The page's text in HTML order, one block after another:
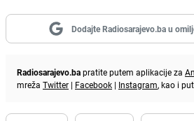
Dodajte Radiosarajevo.ba u
Radiosarajevo.bapratite putem aplikacije za
mreža Twitter | Facebook | Instagram, kao i